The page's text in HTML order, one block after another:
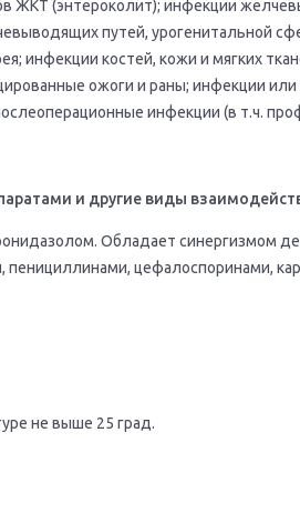
ЖКТ (энтероколит); инфекции
путей, урогенитальной
инфекции костей, кожи и мягких
ожоги и раны; инфекции или
инфекции (в т.ч.
и другие виды
Обладает синергизмом
цефалоспоринами,
не выше 25 град.